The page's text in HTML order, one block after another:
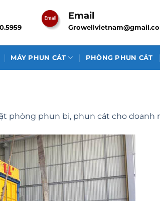
Email
MÁY PHUN CÁT PHÒNG PHUN CÁT
phòng phun bi, phun cát cho doanh